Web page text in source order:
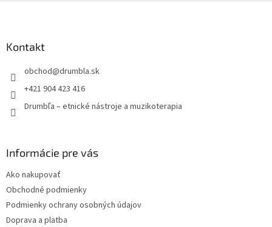
Kontakt
obchod@drumbla.sk
+421 904 423 416
Drumbľa – etnické nástroje a muzikoterapia
Informácie pre vás
Ako nakupovať
Obchodné podmienky
Podmienky ochrany osobných údajov
Doprava a platba